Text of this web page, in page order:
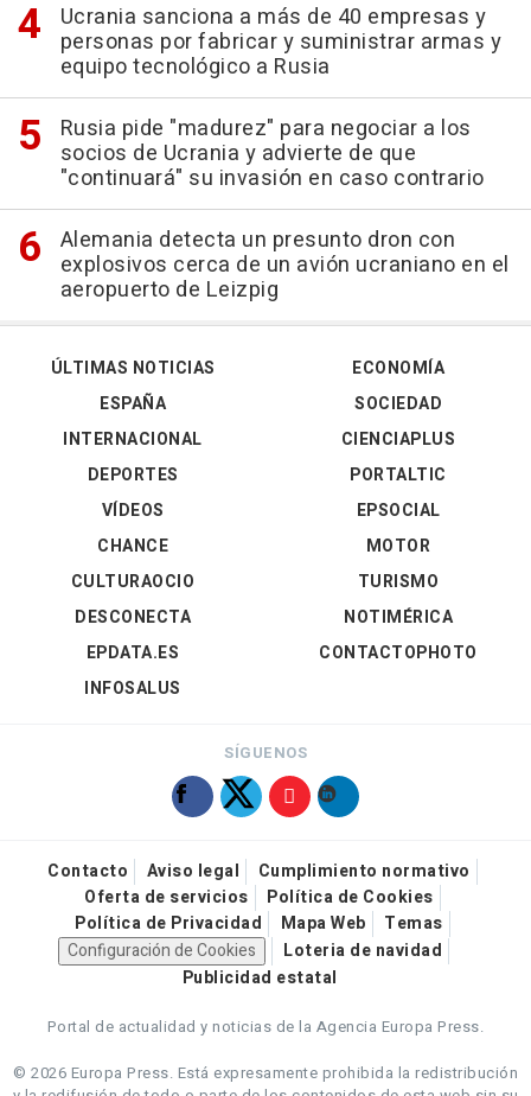
Ucrania sanciona a más de 40 empresas y
personas por fabricar y suministrar armas y
equipo tecnológico a Rusia
Rusia pide "madurez" para negociar a los
socios de Ucrania y advierte de que
"continuará" su invasión en caso contrario
Alemania detecta un presunto dron con
explosivos cerca de un avión ucraniano en el
aeropuerto de Leizpig
ÚLTIMAS NOTICIAS
ESPAÑA
INTERNACIONAL
DEPORTES
VÍDEOS
ECONOMÍA
SOCIEDAD
CIENCIAPLUS
PORTALTIC
EPSOCIAL
CHANCE
CULTURAOCIO
DESCONECTA
EPDATA.ES
INFOSALUS
MOTOR
TURISMO
NOTIMÉRICA
CONTACTOPHOTO
SÍGUENOS
Contacto Aviso legal
Cumplimiento normativo
Oferta de servicios
Política de Cookies
Política de Privacidad
Mapa Web
Temas
Configuración de Cookies
Loteria de navidad
Publicidad estatal
Portal de actualidad y noticias de la Agencia Europa Press.
© 2026 Europa Press. Está expresamente prohibida la redistribución